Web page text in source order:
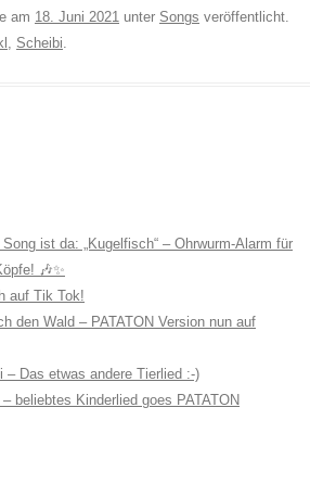
am 18. Juni 2021 unter Songs veröffentlicht.
, Scheibi.
ist da: „Kugelfisch“ – Ohrwurm-Alarm für
🎶✨
auf Tik Tok!
den Wald – PATATON Version nun auf
– Das etwas andere Tierlied :-)
beliebtes Kinderlied goes PATATON